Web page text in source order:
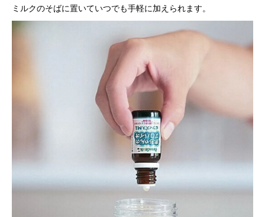
ミルクのそばに置いていつでも手軽に加えられます。